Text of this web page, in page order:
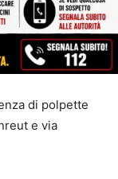
di polpette
e via